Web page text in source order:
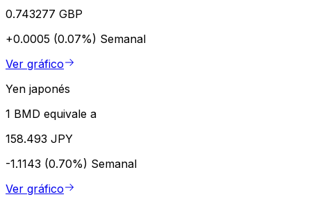
0.743277 GBP
+0.0005 (0.07%) Semanal
Ver gráfico
Yen japonés
1 BMD equivale a
158.493 JPY
-1.1143 (0.70%) Semanal
Ver gráfico